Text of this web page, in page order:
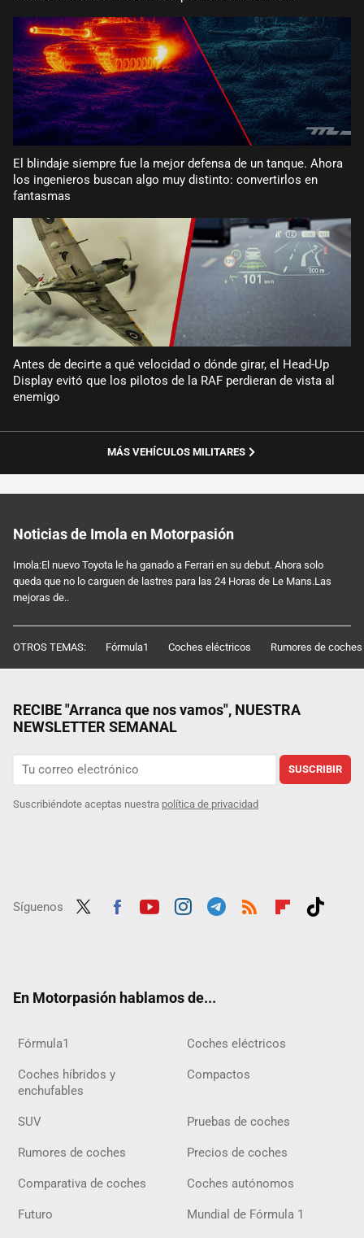
El blindaje siempre fue la mejor defensa de un tanque. Ahora
los ingenieros buscan algo muy distinto: convertirlos en
fantasmas
Antes de decirte a qué velocidad o dónde girar, el Head-Up
Display evitó que los pilotos de la RAF perdieran de vista al
enemigo
MÁS VEHÍCULOS MILITARES
Noticias de Imola en Motorpasión
Imola:El nuevo Toyota le ha ganado a Ferrari en su debut. Ahora solo
queda que no lo carguen de lastres para las 24 Horas de Le Mans.Las
mejoras de..
OTROS TEMAS: Fórmula1 Coches eléctricos Rumores de coches
RECIBE "Arranca que nos vamos", NUESTRA
NEWSLETTER SEMANAL
SUSCRIBIR
Suscribiéndote aceptas nuestra política de privacidad
Síguenos
En Motorpasión hablamos de...
Fórmula1 Coches eléctricos
Coches híbridos y
enchufables
Compactos
SUV Pruebas de coches
Rumores de coches Precios de coches
Comparativa de coches Coches autónomos
Futuro Mundial de Fórmula 1